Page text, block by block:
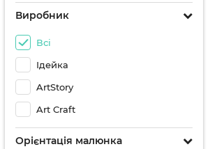
Виробник
Всі
Ідейка
ArtStory
Art Craft
Орієнтація малюнка